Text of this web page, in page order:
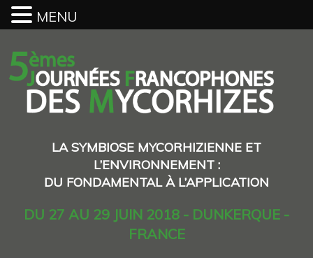
LA SYMBIOSE MYCORHIZIENNE ET
L’ENVIRONNEMENT :
DU FONDAMENTAL À L’APPLICATION
DU 27 AU 29 JUIN 2018 - DUNKERQUE -
FRANCE
MENU